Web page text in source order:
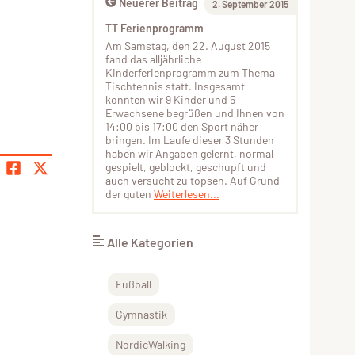
Neuerer Beitrag 2. September 2015
TT Ferienprogramm
Am Samstag, den 22. August 2015
fand das alljährliche
Kinderferienprogramm zum Thema
Tischtennis statt. Insgesamt
konnten wir 9 Kinder und 5
Erwachsene begrüßen und Ihnen von
14:00 bis 17:00 den Sport näher
bringen. Im Laufe dieser 3 Stunden
haben wir Angaben gelernt, normal
gespielt, geblockt, geschupft und
auch versucht zu topsen. Auf Grund
der guten Weiterlesen...
Alle Kategorien
Fußball
Gymnastik
NordicWalking